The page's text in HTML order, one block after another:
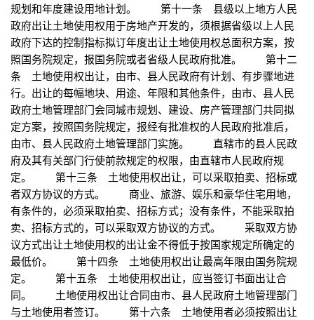
规划和年度建设用地计划。 第十一条 县级以上地方人民
政府出让土地使用权用于房地产开发的，须根据省级以上人民
政府下达的控制指标拟订年度出让土地使用权总面积方案，按
照国务院规定，报国务院或者省级人民政府批准。 第十二
条 土地使用权出让，由市、县人民政府有计划、有步骤地进
行。出让的每幅地块、用途、年限和其他条件，由市、县人民
政府土地管理部门会同城市规划、建设、房产管理部门共同拟
定方案，按照国务院规定，报经有批准权的人民政府批准后，
由市、县人民政府土地管理部门实施。 直辖市的县人民政
府及其有关部门行使前款规定的权限，由直辖市人民政府规
定。 第十三条 土地使用权出让，可以采取拍卖、招标或
者双方协议的方式。 商业、旅游、娱乐和豪华住宅用地，
有条件的，必须采取拍卖、招标方式；没有条件，不能采取拍
卖、招标方式的，可以采取双方协议的方式。 采取双方协
议方式出让土地使用权的出让金不得低于按国家规定所确定的
最低价。 第十四条 土地使用权出让最高年限由国务院规
定。 第十五条 土地使用权出让，应当签订书面出让合
同。 土地使用权出让合同由市、县人民政府土地管理部门
与土地使用者签订。 第十六条 土地使用者必须按照出让